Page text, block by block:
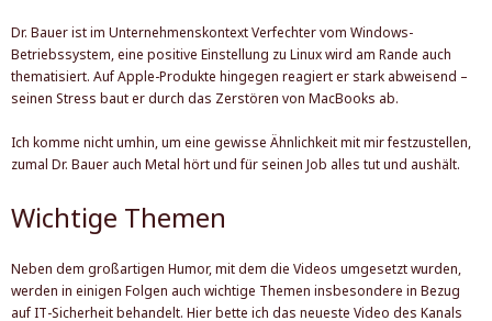
Dr. Bauer ist im Unternehmenskontext Verfechter vom Windows-
Betriebssystem, eine positive Einstellung zu Linux wird am Rande auch
thematisiert. Auf Apple-Produkte hingegen reagiert er stark abweisend –
seinen Stress baut er durch das Zerstören von MacBooks ab.
Ich komme nicht umhin, um eine gewisse Ähnlichkeit mit mir festzustellen,
zumal Dr. Bauer auch Metal hört und für seinen Job alles tut und aushält.
Wichtige Themen
Neben dem großartigen Humor, mit dem die Videos umgesetzt wurden,
werden in einigen Folgen auch wichtige Themen insbesondere in Bezug
auf IT-Sicherheit behandelt. Hier bette ich das neueste Video des Kanals